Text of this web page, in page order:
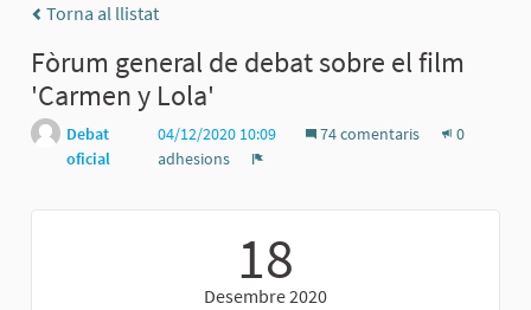
Torna al llistat
Fòrum general de debat sobre el film
'Carmen y Lola'
Debat
oficial
04/12/2020 10:09 74 comentaris
0
adhesions
18
Desembre 2020